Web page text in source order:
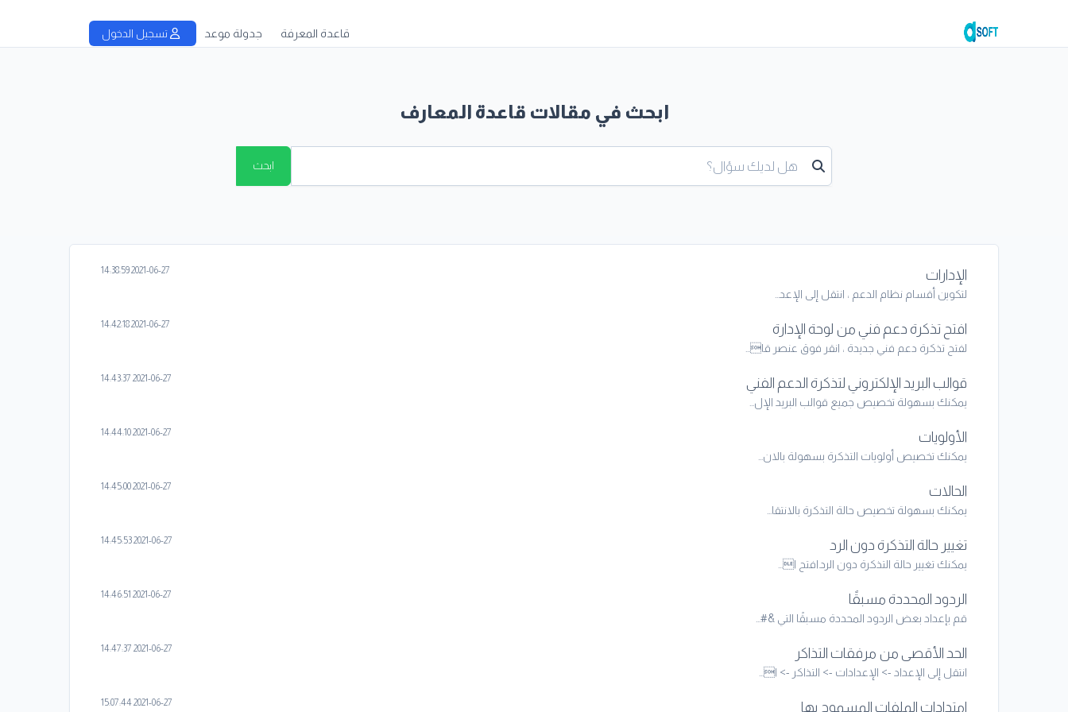
قاعدة المعرفة جدولة موعد تسجيل الدخول
ابحث في مقالات قاعدة المعارف
ابحث
الإدارات 2021-06-27 14:38:59
لتكوين أقسام نظام الدعم ، انتقل إلى الإعد...
افتح تذكرة دعم فني من لوحة الإدارة 2021-06-27 14:42:18
لفتح تذكرة دعم فني جديدة ، انقر فوق عنصر قا...
قوالب البريد الإلكتروني لتذكرة الدعم الفني 2021-06-27 14:43:37
يمكنك بسهولة تخصيص جميع قوالب البريد الإل...
الأولويات 2021-06-27 14:44:10
يمكنك تخصيص أولويات التذكرة بسهولة بالان...
الحالات 2021-06-27 14:45:00
يمكنك بسهولة تخصيص حالة التذكرة بالانتقا...
تغيير حالة التذكرة دون الرد 2021-06-27 14:45:53
يمكنك تغيير حالة التذكرة دون الرد.افتح ا...
الردود المحددة مسبقًا 2021-06-27 14:46:51
قم بإعداد بعض الردود المحددة مسبقًا التي &#...
الحد الأقصى من مرفقات التذاكر 2021-06-27 14:47:37
انتقل إلى الإعداد -> الإعدادات -> التذاكر -> ا...
امتدادات الملفات المسموح بها 2021-06-27 15:07:44